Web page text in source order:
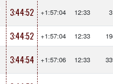
3:44:52 +1:57:04 12:33
3:44:52 +1:57:04 12:33
3:44:54 +1:57:06 12:33